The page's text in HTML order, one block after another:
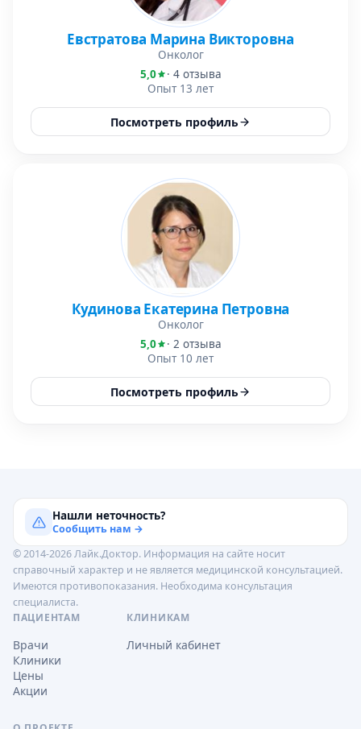
Евстратова Марина Викторовна
Онколог
5,0
· 4 отзыва
Опыт 13 лет
Посмотреть профиль
Кудинова Екатерина Петровна
Онколог
5,0
· 2 отзыва
Опыт 10 лет
Посмотреть профиль
Нашли неточность?
Сообщить нам →
© 2014-2026 Лайк.Доктор. Информация на сайте носит
справочный характер и не является медицинской консультацией.
Имеются противопоказания. Необходима консультация
специалиста.
ПАЦИЕНТАМ
Врачи
Клиники
Цены
Акции
КЛИНИКАМ
Личный кабинет